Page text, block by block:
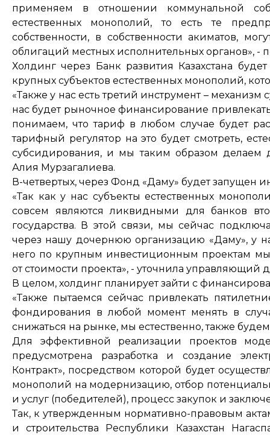
применяем в отношении коммунальной
естественных монополий, то есть те
собственности, в собственности акиматов,
облигаций местных исполнительных органов», -
Холдинг через Банк развития Казахстана
крупных субъектов естественных монополий,
«Также у нас есть третий инструмент –
нас будет рыночное финансирование
понимаем, что тариф в любом случае будет
тарифный регулятор на это будет смотреть,
субсидирования, и мы таким образом делаем
Алия Мурзагалиева.
В-четвертых, через Фонд «Даму» будет запущен
«Так как у нас субъекты естественных
совсем являются ликвидными для банков
государства. В этой связи, мы сейчас
через нашу дочернюю организацию «Даму», у
него по крупным инвестиционным проектам
от стоимости проекта», - уточнила управляющий
В целом, холдинг планирует зайти с
«Также пытаемся сейчас привлекать
фондирования в любой момент менять в
снижаться на рынке, мы естественно, также будем
Для эффективной реализации проектов
предусмотрена разработка и создание
Контракт», посредством которой будет
монополий на модернизацию, отбор
и услуг (победителей), процесс закупок и
Так, к утвержденным нормативно-правовым
и строительства Республики Казахстан